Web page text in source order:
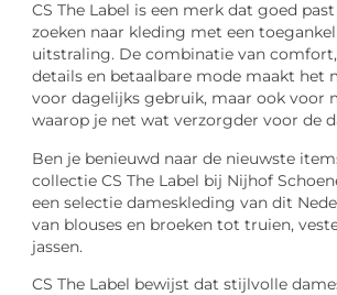
CS The Label is een merk dat goed
zoeken naar kleding met een
uitstraling. De combinatie van
details en betaalbare mode maakt het
voor dagelijks gebruik, maar ook voor
waarop je net wat verzorgder voor de
Ben je benieuwd naar de nieuwste
collectie CS The Label bij Nijhof
een selectie dameskleding van dit
van blouses en broeken tot truien,
jassen.
CS The Label bewijst dat stijlvolle